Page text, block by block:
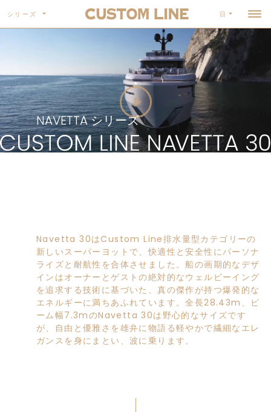
シリーズ 日
NAVETTA シリーズ
Navetta 30はCustom Line排水量型カテゴリーの
新しいスーパーヨットで、快適性と安全性にパーソナ
ライズと耐航性を合体させました。船の画期的なデザ
インはオーナーとゲストの絶対的なウェルビーイング
を追求する技術に基づいた、真の傑作が持つ爆発的な
エネルギーに満ちあふれています。全長28.43m、ビ
ーム幅7.3mのNavetta 30は野心的なサイズです
が、自由と優雅さを雄弁に物語る軽やかで繊細なエレ
ガンスを身にまとい、波に乗ります。